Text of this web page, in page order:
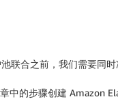
联合之前，我们需要同时
的步骤创建 Amazon